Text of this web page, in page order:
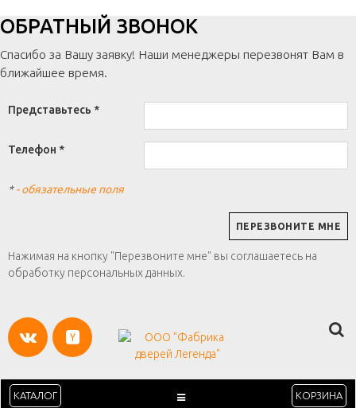
ОБРАТНЫЙ ЗВОНОК
Спасибо за Вашу заявку! Наши менеджеры перезвонят Вам в
ближайшее время.
Представьтесь *
Телефон *
*- обязательные поля
Нажимая на кнопку "Перезвоните мне" вы соглашаетесь на
обработку персональных данных.
КАТАЛОГ КОРЗИНА